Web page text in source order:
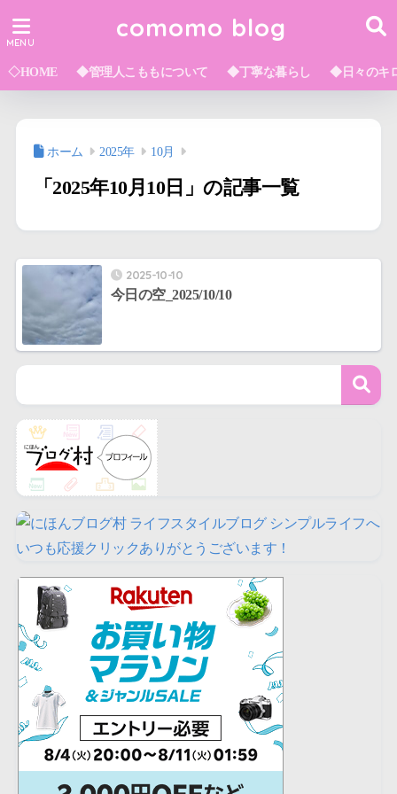
comomo blog
◇HOME ◆管理人こももについて ◆丁寧な暮らし ◆日々のキ
ホーム 2025年 10月
「2025年10月10日」の記事一覧
2025-10-10
今日の空_2025/10/10
いつも応援クリックありがとうございます！